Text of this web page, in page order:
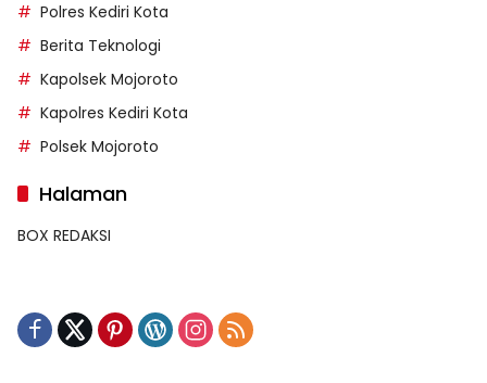
Polres Kediri Kota
Berita Teknologi
Kapolsek Mojoroto
Kapolres Kediri Kota
Polsek Mojoroto
Halaman
BOX REDAKSI